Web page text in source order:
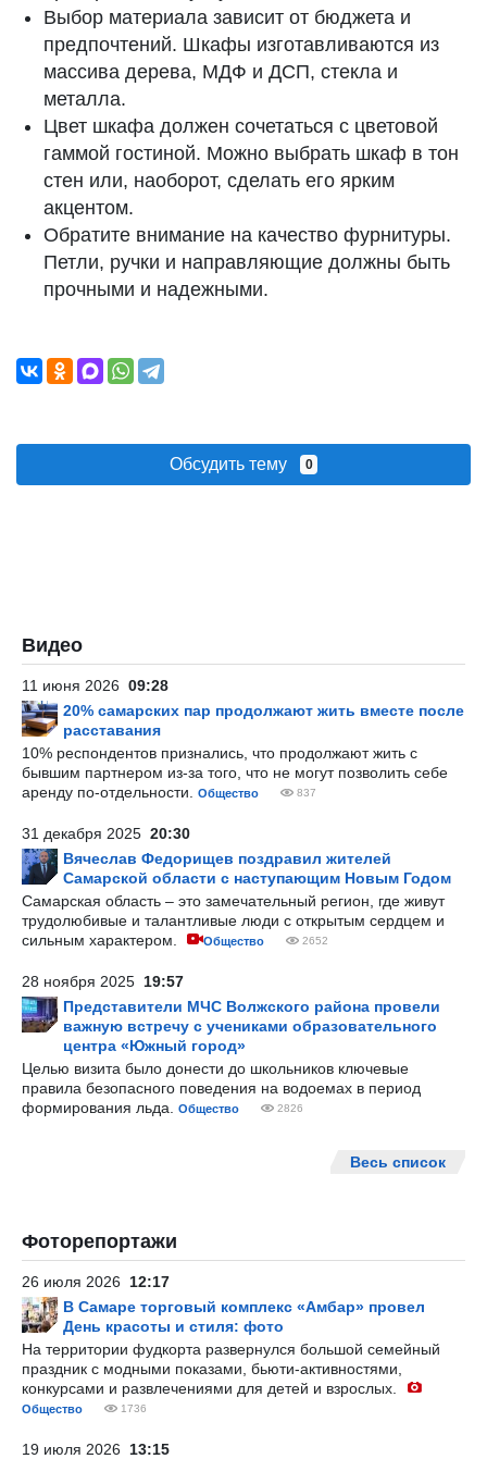
Выбор материала зависит от бюджета и
предпочтений. Шкафы изготавливаются из
массива дерева, МДФ и ДСП, стекла и
металла.
Цвет шкафа должен сочетаться с цветовой
гаммой гостиной. Можно выбрать шкаф в тон
стен или, наоборот, сделать его ярким
акцентом.
Обратите внимание на качество фурнитуры.
Петли, ручки и направляющие должны быть
прочными и надежными.
Обсудить тему 0
Видео
11 июня 2026 09:28
20% самарских пар продолжают жить вместе после
расставания
10% респондентов признались, что продолжают жить с
бывшим партнером из-за того, что не могут позволить себе
аренду по-отдельности.
Общество 837
31 декабря 2025 20:30
Вячеслав Федорищев поздравил жителей
Самарской области с наступающим Новым Годом
Самарская область – это замечательный регион, где живут
трудолюбивые и талантливые люди с открытым сердцем и
сильным характером.
Общество 2652
28 ноября 2025 19:57
Представители МЧС Волжского района провели
важную встречу с учениками образовательного
центра «Южный город»
Целью визита было донести до школьников ключевые
правила безопасного поведения на водоемах в период
формирования льда.
Общество 2826
Весь список
Фоторепортажи
26 июля 2026 12:17
В Самаре торговый комплекс «Амбар» провел
День красоты и стиля: фото
На территории фудкорта развернулся большой семейный
праздник с модными показами, бьюти-активностями,
конкурсами и развлечениями для детей и взрослых.
Общество 1736
19 июля 2026 13:15